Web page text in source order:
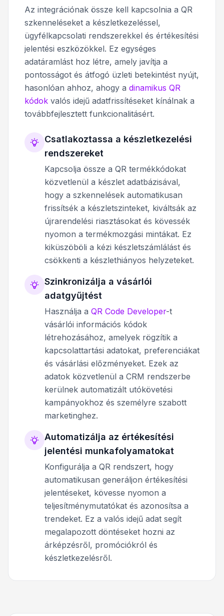
Az integrációnak össze kell kapcsolnia a QR
szkenneléseket a készletkezeléssel,
ügyfélkapcsolati rendszerekkel és értékesítési
jelentési eszközökkel. Ez egységes
adatáramlást hoz létre, amely javítja a
pontosságot és átfogó üzleti betekintést nyújt,
hasonlóan ahhoz, ahogy a dinamikus QR
kódok valós idejű adatfrissítéseket kínálnak a
továbbfejlesztett funkcionalitásért.
Csatlakoztassa a készletkezelési
rendszereket
Kapcsolja össze a QR termékkódokat
közvetlenül a készlet adatbázisával,
hogy a szkennelések automatikusan
frissítsék a készletszinteket, kiváltsák az
újrarendelési riasztásokat és kövessék
nyomon a termékmozgási mintákat. Ez
kiküszöböli a kézi készletszámlálást és
csökkenti a készlethiányos helyzeteket.
Szinkronizálja a vásárlói
adatgyűjtést
Használja a QR Code Developer-t
vásárlói információs kódok
létrehozásához, amelyek rögzítik a
kapcsolattartási adatokat, preferenciákat
és vásárlási előzményeket. Ezek az
adatok közvetlenül a CRM rendszerbe
kerülnek automatizált utókövetési
kampányokhoz és személyre szabott
marketinghez.
Automatizálja az értékesítési
jelentési munkafolyamatokat
Konfigurálja a QR rendszert, hogy
automatikusan generáljon értékesítési
jelentéseket, kövesse nyomon a
teljesítménymutatókat és azonosítsa a
trendeket. Ez a valós idejű adat segít
megalapozott döntéseket hozni az
árképzésről, promóciókról és
készletkezelésről.